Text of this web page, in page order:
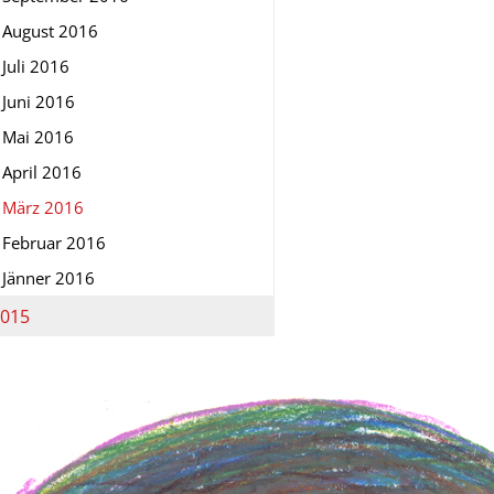
August 2016
Juli 2016
Juni 2016
Mai 2016
April 2016
März 2016
Februar 2016
Jänner 2016